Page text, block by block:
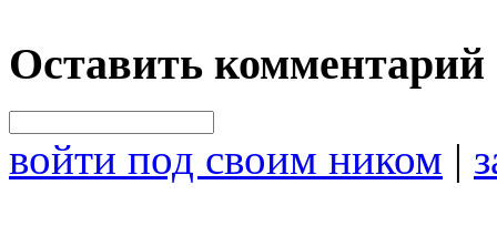
Оставить комментарий
войти под своим ником |